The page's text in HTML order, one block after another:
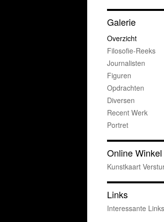
Galerie
Overzicht
Filosofie-Reeks
Journalisten
Figuren
Opdrachten
Diversen
Recent Werk
Portret
Online Winkel
Kunstkaart
Links
Interessante Links